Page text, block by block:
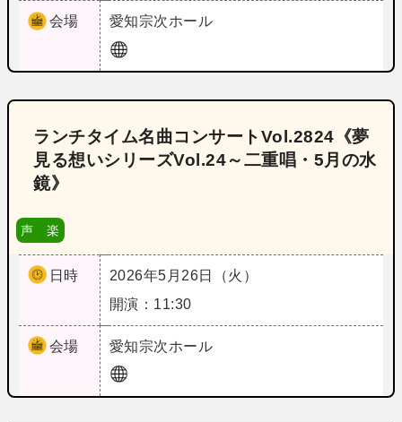
会場 愛知宗次ホール
ランチタイム名曲コンサートVol.2824《夢
見る想いシリーズVol.24～二重唱・5月の水
鏡》
声 楽
日時
2026年5月26日（火）
開演：11:30
会場 愛知宗次ホール